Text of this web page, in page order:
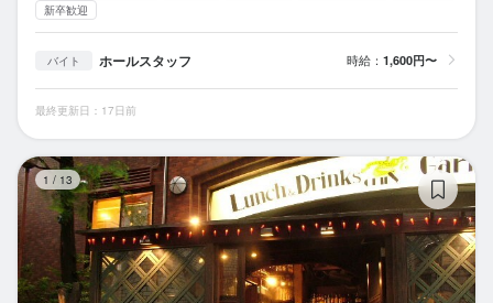
新卒歓迎
バイト ホールスタッフ 時給： 1,600円〜
最終更新日：17日前
1 / 13